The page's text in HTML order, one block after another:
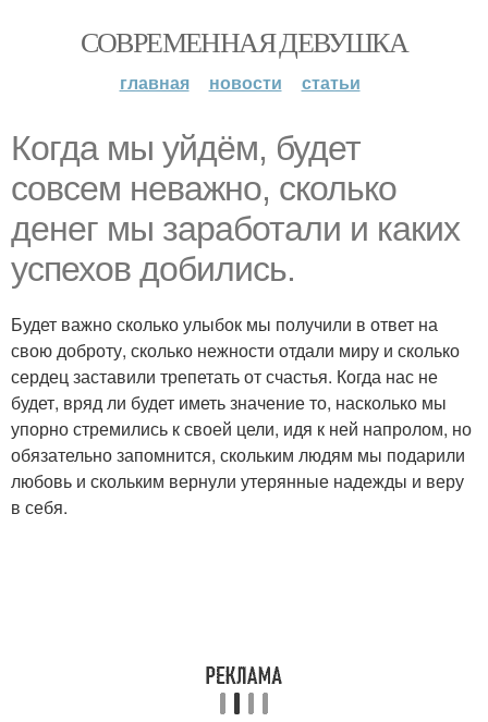
СОВРЕМЕННАЯ ДЕВУШКА
главная новости статьи
Когда мы уйдём, будет
совсем неважно, сколько
денег мы заработали и каких
успехов добились.
Будет важно сколько улыбок мы получили в ответ на
свою доброту, сколько нежности отдали миру и сколько
сердец заставили трепетать от счастья. Когда нас не
будет, вряд ли будет иметь значение то, насколько мы
упорно стремились к своей цели, идя к ней напролом, но
обязательно запомнится, скольким людям мы подарили
любовь и скольким вернули утерянные надежды и веру
в себя.